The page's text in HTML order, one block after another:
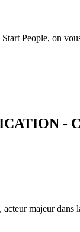
People, on
-
majeur